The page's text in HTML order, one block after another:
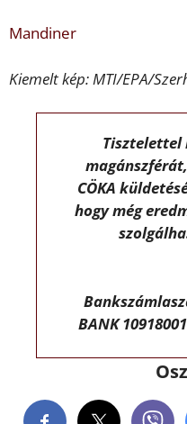
Mandiner
Kiemelt kép: MTI/EPA/
Tisztelettel
CÖKA
hogy még
BANK